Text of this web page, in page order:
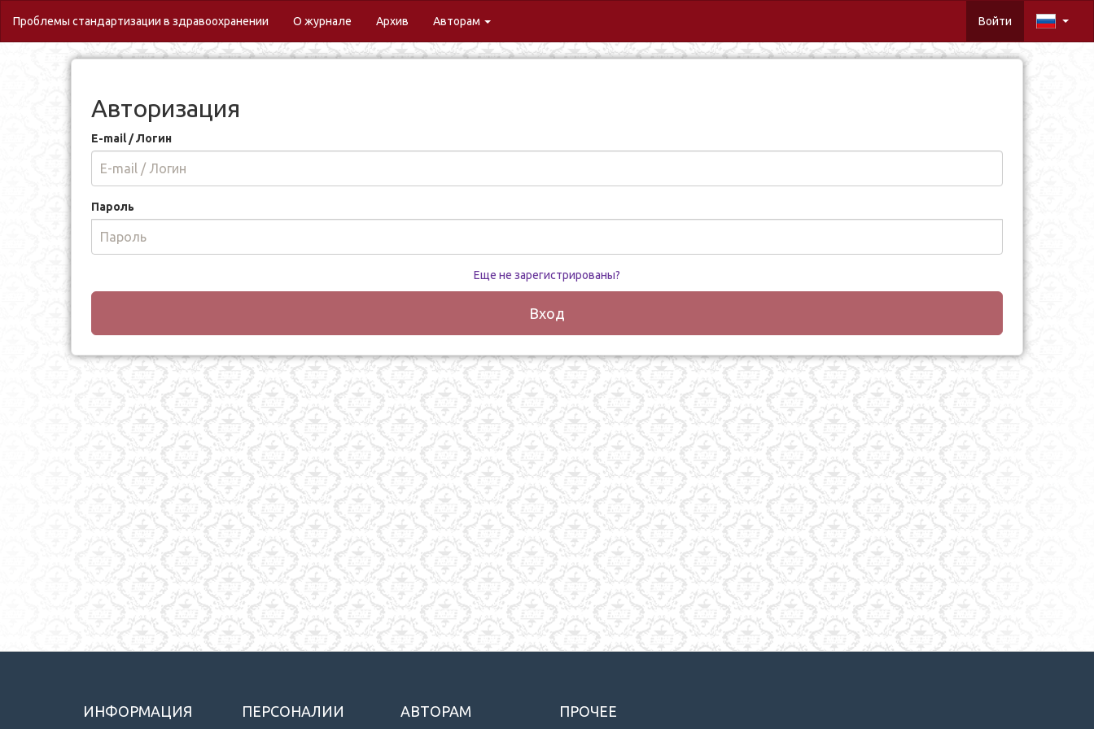
Проблемы стандартизации в здравоохранении О журнале (current)
Архив Авторам Войти
Авторизация
E-mail / Логин
Пароль
Еще не зарегистрированы?
Вход
ИНФОРМАЦИЯ ПЕРСОНАЛИИ АВТОРАМ ПРОЧЕЕ